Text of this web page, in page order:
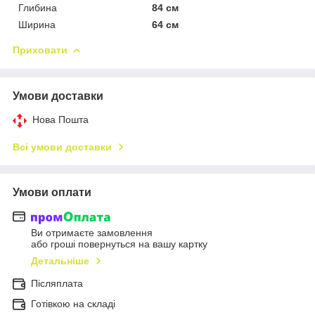
Глибина
84 см
Ширина
64 см
Приховати
Умови доставки
Нова Пошта
Всі умови доставки
Умови оплати
Ви отримаєте замовлення
або гроші повернуться на вашу картку
Детальніше
Післяплата
Готівкою на складі